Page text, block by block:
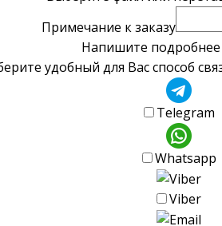
Примечание к заказу
Напишите подробнее
удобный для Вас способ
Telegram
Whatsapp
Viber